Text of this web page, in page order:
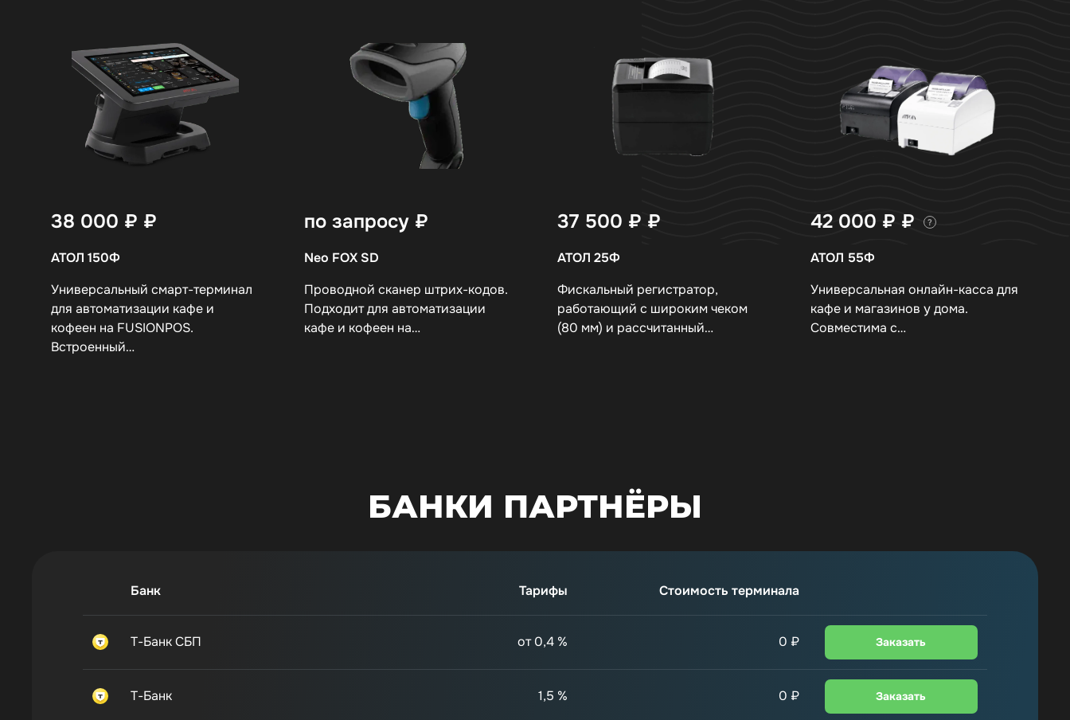
38 000 ₽ ₽
АТОЛ 150Ф
Универсальный смарт-терминал
для автоматизации кафе и
кофеен на FUSIONPOS.
Встроенный…
по запросу ₽
Neo FOX SD
Проводной сканер штрих-кодов.
Подходит для автоматизации
кафе и кофеен на…
37 500 ₽ ₽
АТОЛ 25Ф
Фискальный регистратор,
работающий с широким чеком
(80 мм) и рассчитанный…
42 000 ₽ ₽ ?
АТОЛ 55Ф
Универсальная онлайн-касса для
кафе и магазинов у дома.
Совместима с…
БАНКИ ПАРТНЁРЫ
Т-Банк СБП от 0,4 % 0 ₽ Заказать
Т-Банк 1,5 % 0 ₽ Заказать